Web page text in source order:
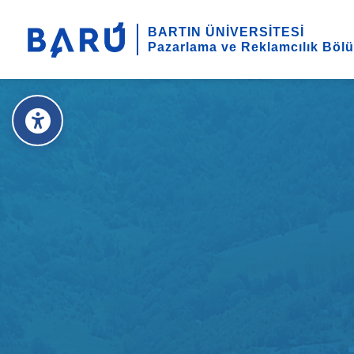
BARTIN ÜNİVERSİTESİ
Pazarlama ve Reklamcılık